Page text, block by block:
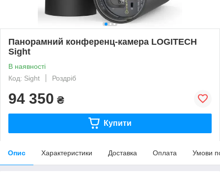
Панорамний конференц-камера LOGITECH
Sight
В наявності
Код: Sight
Роздріб
94 350 ₴
Купити
Опис Характеристики Доставка Оплата Умови